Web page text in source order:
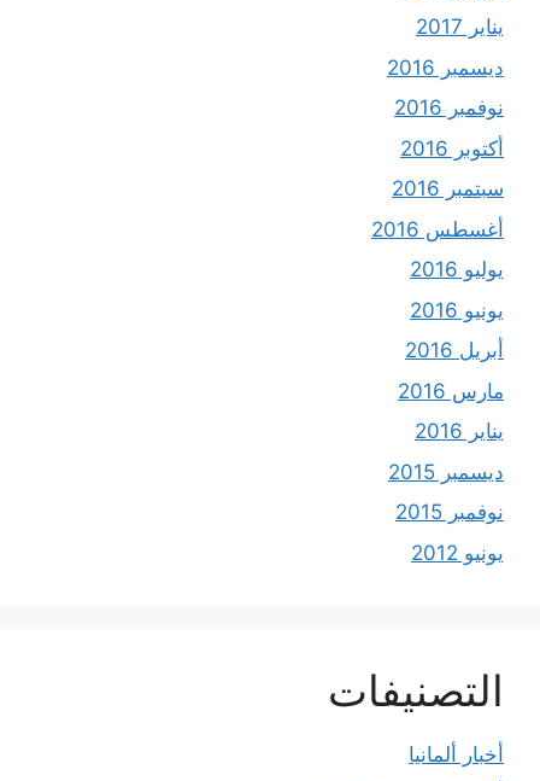
يناير 2017
ديسمبر 2016
نوفمبر 2016
أكتوبر 2016
سبتمبر 2016
أغسطس 2016
يوليو 2016
يونيو 2016
أبريل 2016
مارس 2016
يناير 2016
ديسمبر 2015
نوفمبر 2015
يونيو 2012
التصنيفات
أخبار ألمانيا